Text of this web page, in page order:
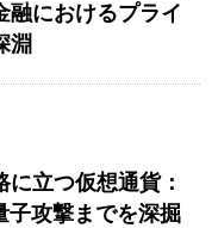
融におけるプライ
淵
立つ仮想通貨：
攻撃までを深掘